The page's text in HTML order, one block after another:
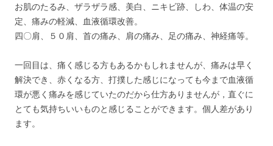
お肌のたるみ、ザラザラ感、美白、ニキビ跡、しわ、体温の安
定、痛みの軽減、血液循環改善。
四〇肩、５０肩、首の痛み、肩の痛み、足の痛み、神経痛等。
一回目は、痛く感じる方もあるかもしれませんが、痛みは早く
解決でき、赤くなる方、打撲した感じになっても今まで血液循
環が悪く痛みを感じていたのだから仕方ありませんが，直ぐに
とても気持ちいいものと感じることができます。個人差があり
ます。